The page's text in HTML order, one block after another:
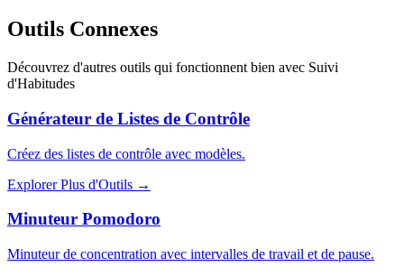
Outils Connexes
Découvrez d'autres outils qui fonctionnent bien avec Suivi
d'Habitudes
Générateur de Listes de Contrôle
Créez des listes de contrôle avec modèles.
Explorer Plus d'Outils →
Minuteur Pomodoro
Minuteur de concentration avec intervalles de travail et de pause.